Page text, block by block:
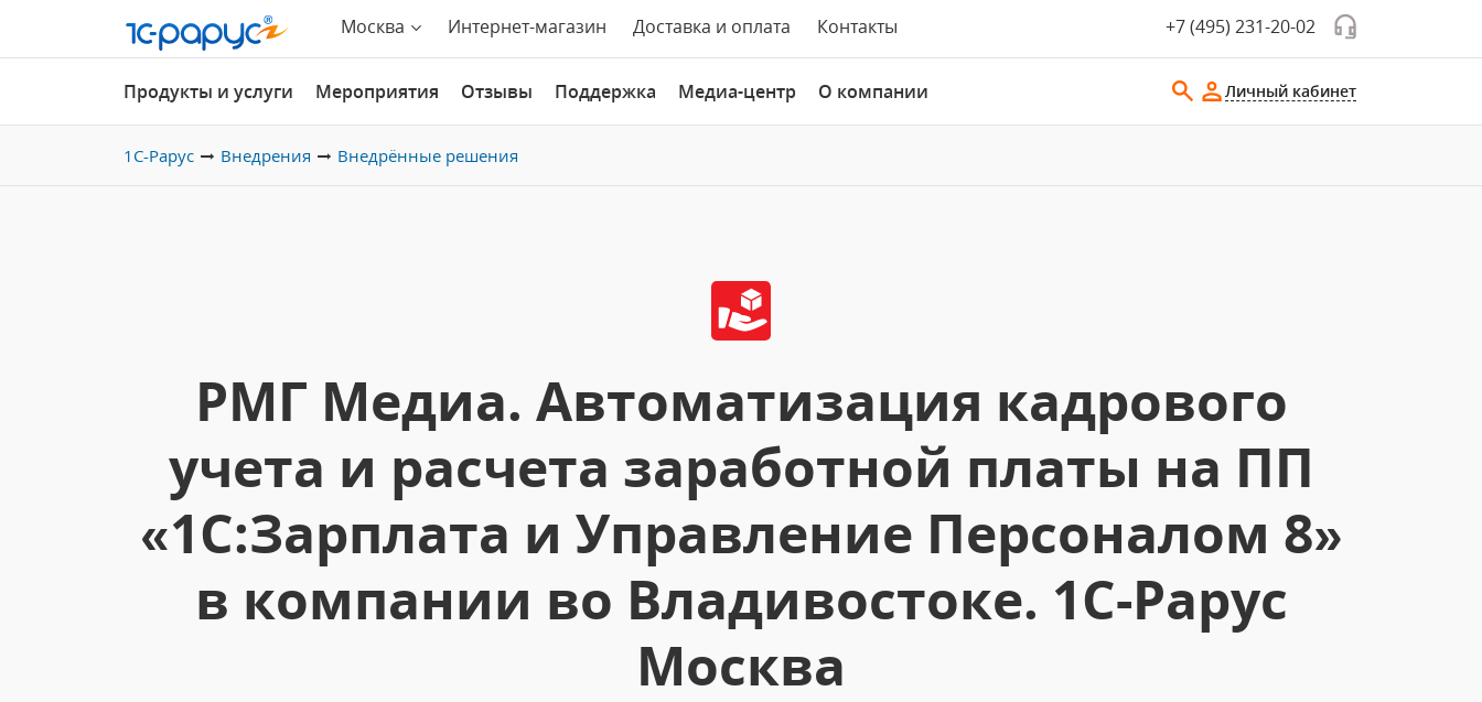
Москва Интернет-магазин Доставка и оплата Контакты +7 (495) 231-20-02
Продукты и услуги Мероприятия Отзывы Поддержка Медиа-центр О компании Личный кабинет
1С-Рарус Внедрения Внедрённые решения
РМГ Медиа. Автоматизация кадрового
учета и расчета заработной платы на ПП
«1С:Зарплата и Управление Персоналом 8»
в компании во Владивостоке. 1С-Рарус
Москва